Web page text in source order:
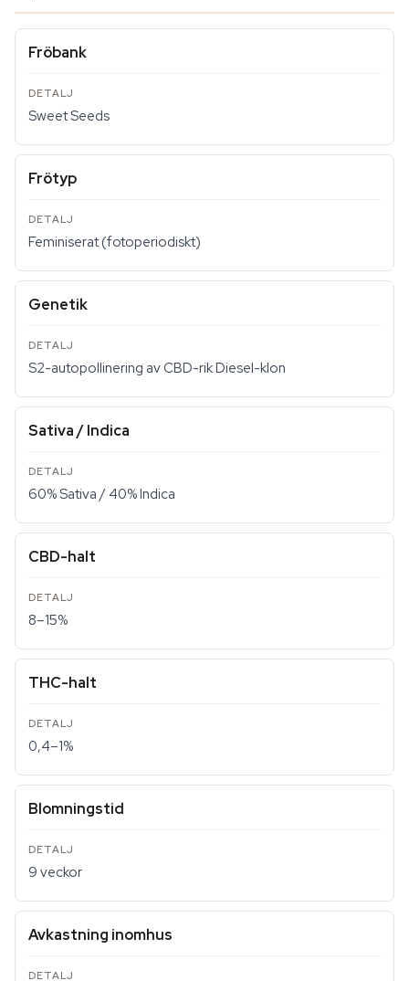
Fröbank
Sweet Seeds
Frötyp
Feminiserat (fotoperiodiskt)
Genetik
S2-autopollinering av CBD-rik Diesel-klon
Sativa / Indica
60% Sativa / 40% Indica
CBD-halt
8–15%
THC-halt
0,4–1%
Blomningstid
9 veckor
Avkastning inomhus